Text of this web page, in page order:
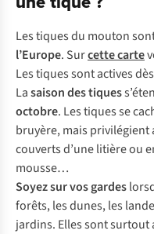
Les tiques du mouton
l’Europe. Surcette carte
Les tiques sont actives
Lasaison des tiques
octobre. Les tiques se
bruyère, mais privilégient
couverts d’une litière ou
mousse…
Soyez sur vos gardes
forêts, les dunes, les
jardins. Elles sont surtout